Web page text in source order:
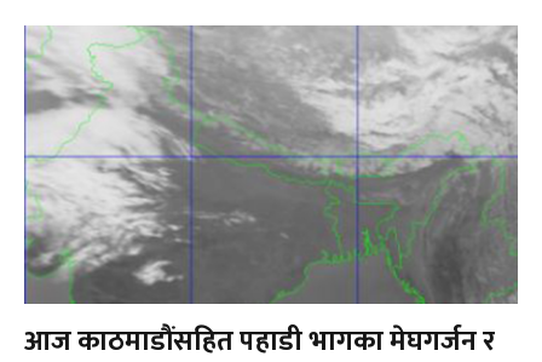
आज काठमाडौंसहित पहाडी भागका मेघगर्जन र